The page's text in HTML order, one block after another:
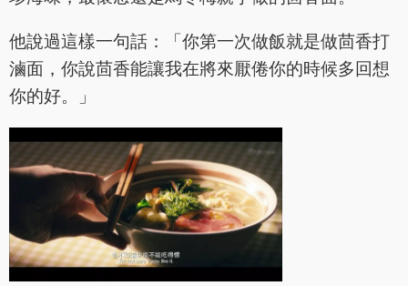
他說過這樣一句話：「你第一次做飯就是做茴香打
滷面，你說茴香能讓我在將來厭倦你的時候多回想
你的好。」